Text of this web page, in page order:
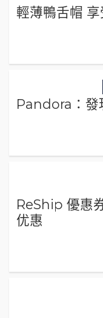
輕薄鴨舌帽
Pandora：發
ReShip 優惠
优惠